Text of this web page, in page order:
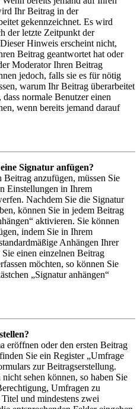
Ihr Beitrag in der
gekennzeichnet. Es wird
der letzte Zeitpunkt der
Hinweis erscheint nicht,
Beitrag geantwortet hat oder
Moderator Ihren Beitrag
jedoch, falls sie es für nötig
warum Ihr Beitrag überarbeitet
normale Benutzer einen
wenn bereits jemand darauf
Signatur anfügen?
anzufügen, müssen Sie
Einstellungen in Ihrem
Nachdem Sie die Signatur
können Sie in jedem Beitrag
aktivieren. Sie können
indem Sie in Ihrem
Anhängen Ihrer
einen einzelnen Beitrag
möchten, so können Sie
„Signatur anhängen“
eröffnen oder den ersten Beitrag
Sie ein Register „Umfrage
zur Beitragserstellung.
sehen können, so haben Sie
Umfragen zu
und mindestens zwei